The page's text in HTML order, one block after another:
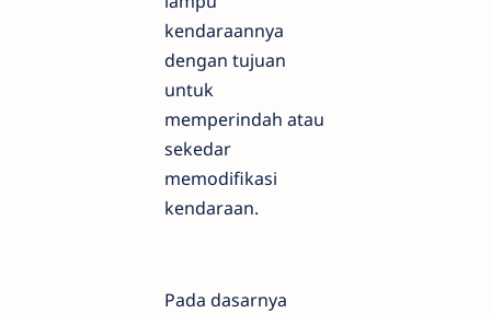
kendaraannya
dengan tujuan
untuk
memperindah atau
sekedar
memodifikasi
kendaraan.
Pada dasarnya